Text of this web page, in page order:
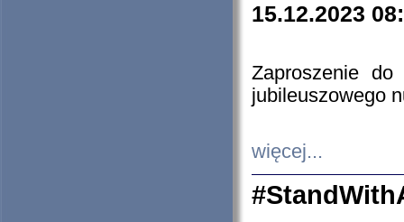
15.12.2023
Zaproszenie do
jubileuszowego
więcej...